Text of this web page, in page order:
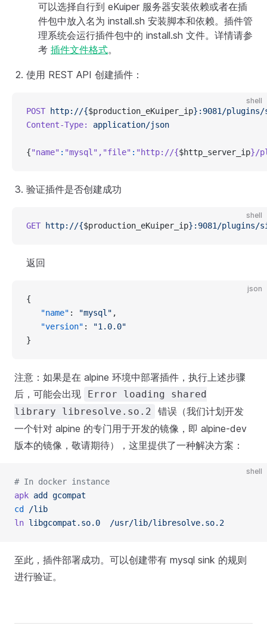
可以选择自行到 eKuiper 服务器安装依赖或者在插
件包中放入名为 install.sh 安装脚本和依赖。插件管
理系统会运行插件包中的 install.sh 文件。详情请参
考 插件文件格式。
使用 REST API 创建插件：
shell
POST http://{$production_eKuiper_ip}:9081/plugins/
Content-Type:
application/json
{"name" : "mysql" , "file" : "http://{$http_server_ip}/
验证插件是否创建成功
shell
GET http://{$production_eKuiper_ip}:9081/plugins/
返回
json
{
   "name"
: "mysql" ,
   "version"
:
"1.0.0"
}
注意：如果是在 alpine 环境中部署插件，执行上述步骤
后，可能会出现
Error loading shared
library libresolve.so.2
错误（我们计划开发
一个针对 alpine 的专门用于开发的镜像，即 alpine-dev
版本的镜像，敬请期待），这里提供了一种解决方案：
shell
# In docker instance
apk add
gcompat
cd
/lib
ln libgcompat.so.0
  /usr/lib/libresolve.so.2
至此，插件部署成功。可以创建带有 mysql sink 的规则
进行验证。